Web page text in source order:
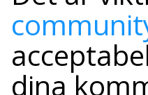
dina